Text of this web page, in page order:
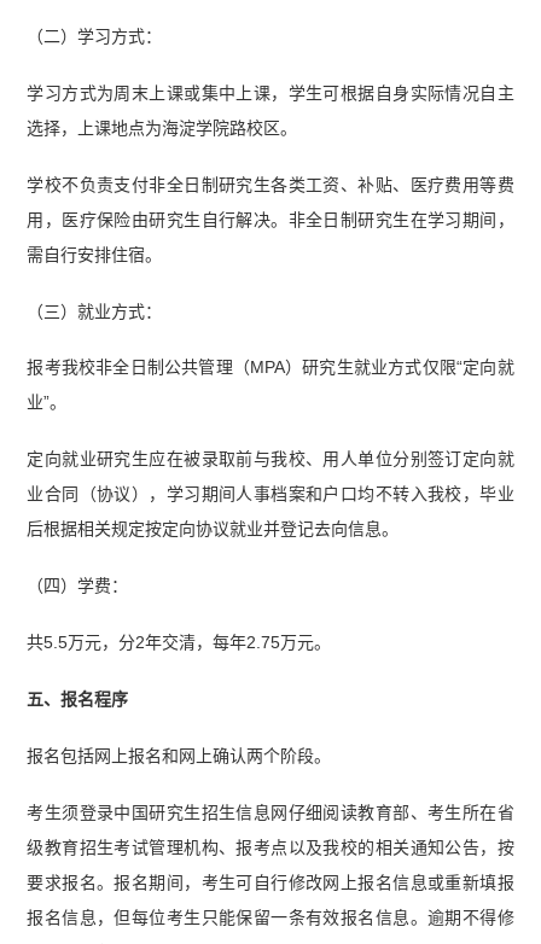
（二）学习方式：
学习方式为周末上课或集中上课，学生可根据自身实际情况自主
选择，上课地点为海淀学院路校区。
学校不负责支付非全日制研究生各类工资、补贴、医疗费用等费
用，医疗保险由研究生自行解决。非全日制研究生在学习期间，
需自行安排住宿。
（三）就业方式：
报考我校非全日制公共管理（MPA）研究生就业方式仅限“定向就
业”。
定向就业研究生应在被录取前与我校、用人单位分别签订定向就
业合同（协议），学习期间人事档案和户口均不转入我校，毕业
后根据相关规定按定向协议就业并登记去向信息。
（四）学费：
共5.5万元，分2年交清，每年2.75万元。
五、报名程序
报名包括网上报名和网上确认两个阶段。
考生须登录中国研究生招生信息网仔细阅读教育部、考生所在省
级教育招生考试管理机构、报考点以及我校的相关通知公告，按
要求报名。报名期间，考生可自行修改网上报名信息或重新填报
报名信息，但每位考生只能保留一条有效报名信息。逾期不得修